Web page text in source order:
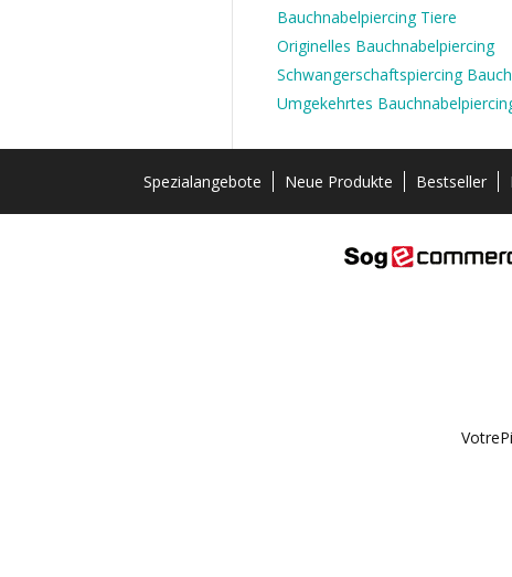
Bauchnabelpiercing Tiere
Originelles Bauchnabelpiercing
Schwangerschaftspiercing
Umgekehrtes
Spezialangebote Neue Produkte Bestseller